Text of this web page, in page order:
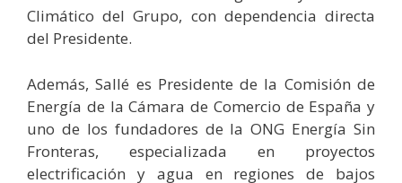
Climático del Grupo, con dependencia directa
del Presidente.
Además, Sallé es Presidente de la Comisión de
Energía de la Cámara de Comercio de España y
uno de los fundadores de la ONG Energía Sin
Fronteras, especializada en proyectos
electrificación y agua en regiones de bajos